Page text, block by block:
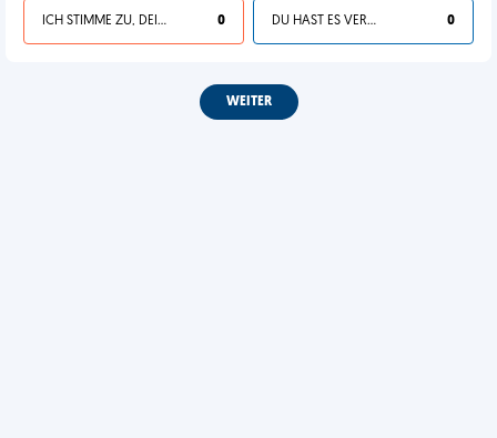
ICH STIMME ZU, DEIN LEBEN IST SCHEISSE 0 DU HAST ES VERDIENT 0
WEITER